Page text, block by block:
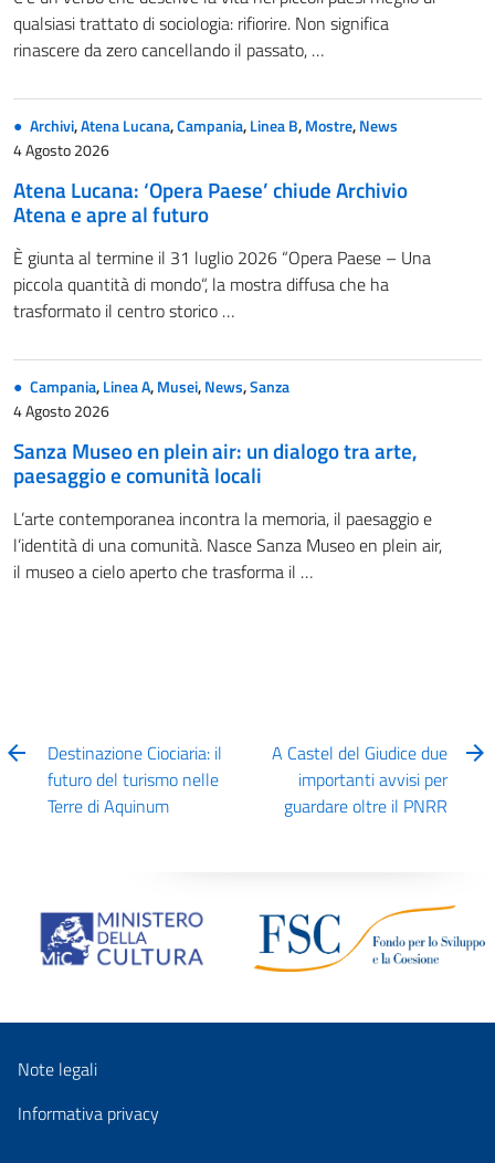
qualsiasi trattato di sociologia: rifiorire. Non significa
rinascere da zero cancellando il passato, …
Archivi,Atena Lucana,Campania,Linea B,Mostre,News
4 Agosto 2026
Atena Lucana: ‘Opera Paese’ chiude Archivio
Atena e apre al futuro
È giunta al termine il 31 luglio 2026 “Opera Paese – Una
piccola quantità di mondo“, la mostra diffusa che ha
trasformato il centro storico …
Campania,Linea A,Musei,News,Sanza
4 Agosto 2026
Sanza Museo en plein air: un dialogo tra arte,
paesaggio e comunità locali
L’arte contemporanea incontra la memoria, il paesaggio e
l’identità di una comunità. Nasce Sanza Museo en plein air,
il museo a cielo aperto che trasforma il …
Destinazione Ciociaria: il
futuro del turismo nelle
Terre di Aquinum
A Castel del Giudice due
importanti avvisi per
guardare oltre il PNRR
Note legali
Informativa privacy